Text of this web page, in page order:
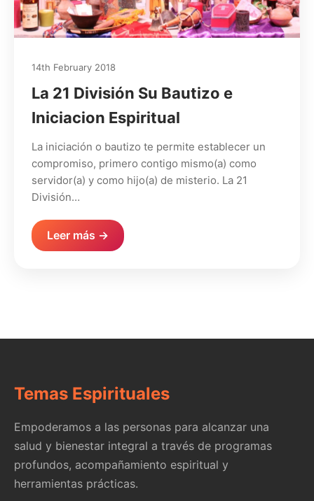
14th February 2018
La 21 División Su Bautizo e
Iniciacion Espiritual
La iniciación o bautizo te permite establecer un
compromiso, primero contigo mismo(a) como
servidor(a) y como hijo(a) de misterio. La 21
División…
Leer más →
Temas Espirituales
Empoderamos a las personas para alcanzar una
salud y bienestar integral a través de programas
profundos, acompañamiento espiritual y
herramientas prácticas.